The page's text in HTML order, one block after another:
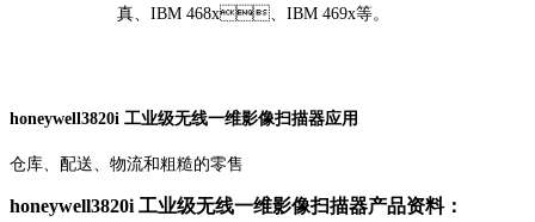
真、IBM 468x、IBM 469x等。
honeywell3820i 工业级无线一维影像扫描器应用
仓库、配送、物流和粗糙的零售
honeywell3820i 工业级无线一维影像扫描器产品资料：